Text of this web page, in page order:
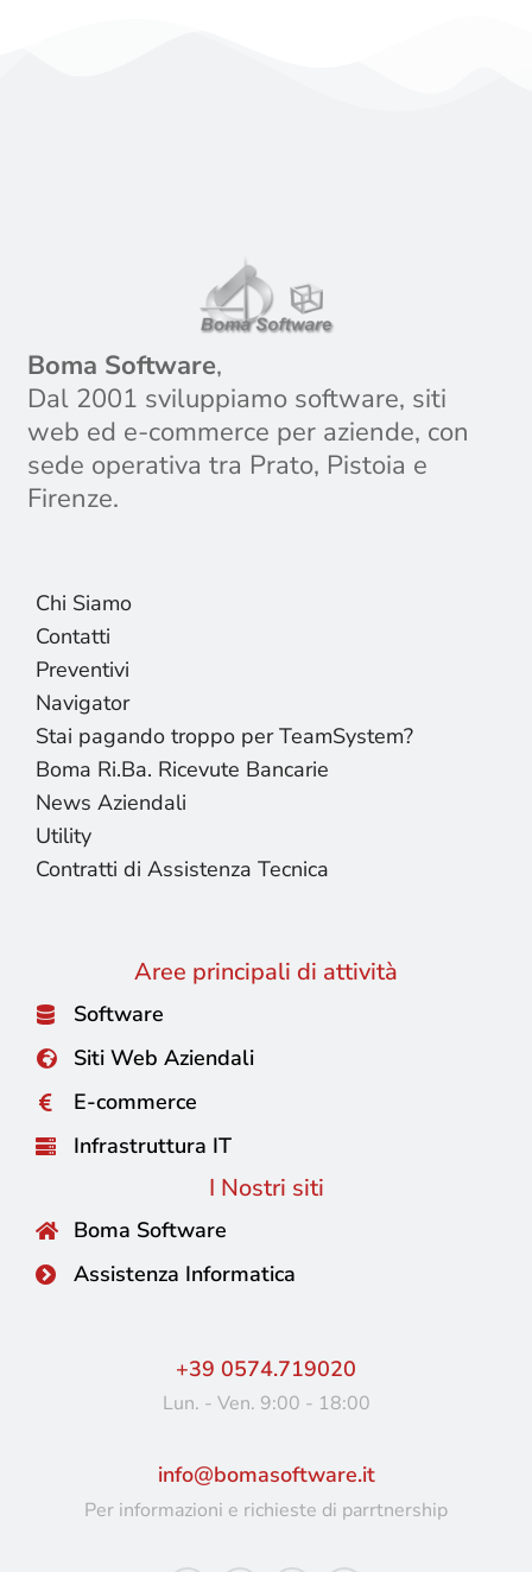
Boma Software,
Dal 2001 sviluppiamo software, siti
web ed e-commerce per aziende, con
sede operativa tra Prato, Pistoia e
Firenze.
Chi Siamo
Contatti
Preventivi
Navigator
Stai pagando troppo per TeamSystem?
Boma Ri.Ba. Ricevute Bancarie
News Aziendali
Utility
Contratti di Assistenza Tecnica
Aree principali di attività
Software
Siti Web Aziendali
E-commerce
Infrastruttura IT
I Nostri siti
Boma Software
Assistenza Informatica
+39 0574.719020
Lun. - Ven. 9:00 - 18:00
info@bomasoftware.it
Per informazioni e richieste di parrtnership